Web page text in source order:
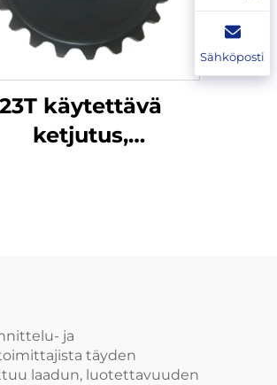
23T käytettävä
ketjutus,
ja
täyden
laadun, luotettavuuden
Sähköposti